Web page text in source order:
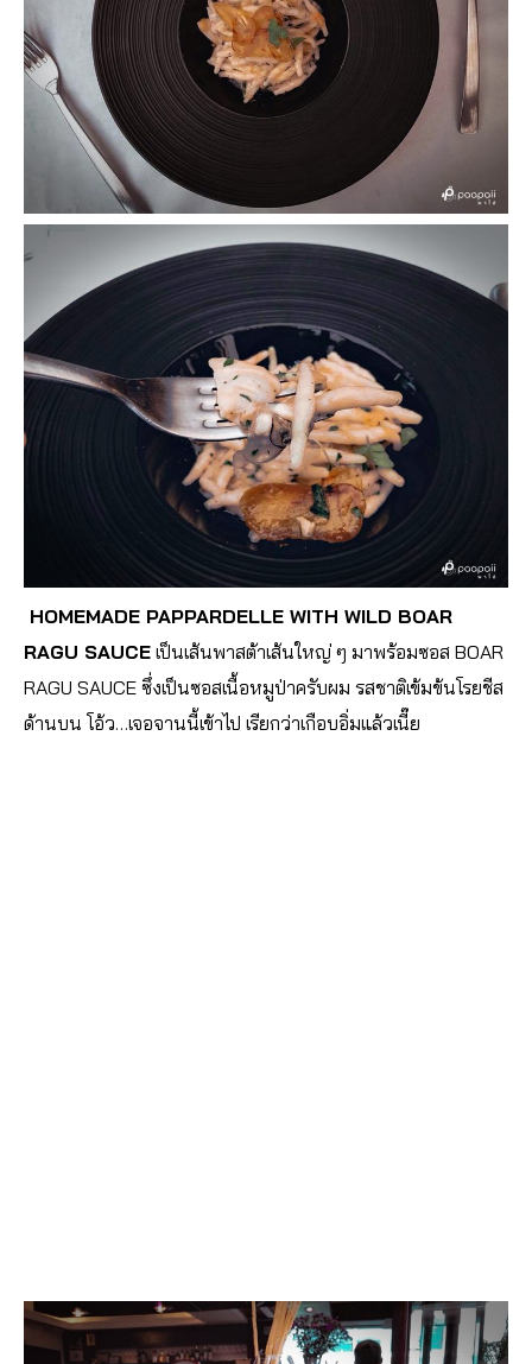
HOMEMADE PAPPARDELLE WITH WILD BOAR
RAGU SAUCE เป็นเส้นพาสต้าเส้นใหญ่ ๆ มาพร้อมซอส BOAR
RAGU SAUCE ซึ่งเป็นซอสเนื้อหมูป่าครับผม รสชาติเข้มข้นโรยชีส
ด้านบน โอ้ว…เจอจานนี้เข้าไป เรียกว่าเกือบอิ่มแล้วเนี๊ย